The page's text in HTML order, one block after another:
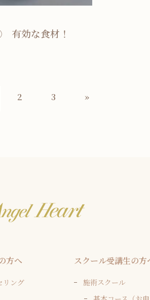
有効な食材！
2 3 »
方へ
リング
スクール受講生の方
施術スクール